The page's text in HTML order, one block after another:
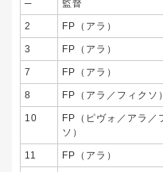
─ 監督
2 FP（アラ）
3 FP（アラ）
7 FP（アラ）
8 FP（アラ／フィクソ）
10
FP（ピヴォ／アラ／
ソ）
11 FP（アラ）